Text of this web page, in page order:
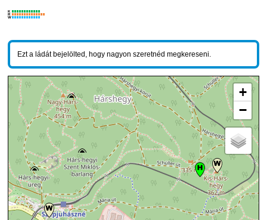
K
R
W
Ezt a ládát bejelölted, hogy nagyon szeretnéd megkereseni.
+
−